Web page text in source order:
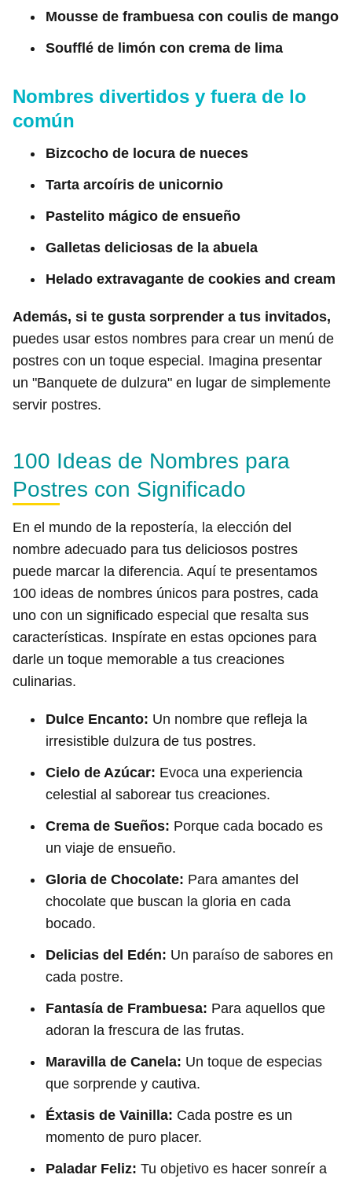
Mousse de frambuesa con coulis de mango
Soufflé de limón con crema de lima
Nombres divertidos y fuera de lo
común
Bizcocho de locura de nueces
Tarta arcoíris de unicornio
Pastelito mágico de ensueño
Galletas deliciosas de la abuela
Helado extravagante de cookies and cream
Además, si te gusta sorprender a tus invitados,
puedes usar estos nombres para crear un menú de
postres con un toque especial. Imagina presentar
un "Banquete de dulzura" en lugar de simplemente
servir postres.
100 Ideas de Nombres para
Postres con Significado
En el mundo de la repostería, la elección del
nombre adecuado para tus deliciosos postres
puede marcar la diferencia. Aquí te presentamos
100 ideas de nombres únicos para postres, cada
uno con un significado especial que resalta sus
características. Inspírate en estas opciones para
darle un toque memorable a tus creaciones
culinarias.
Dulce Encanto: Un nombre que refleja la
irresistible dulzura de tus postres.
Cielo de Azúcar: Evoca una experiencia
celestial al saborear tus creaciones.
Crema de Sueños: Porque cada bocado es
un viaje de ensueño.
Gloria de Chocolate: Para amantes del
chocolate que buscan la gloria en cada
bocado.
Delicias del Edén: Un paraíso de sabores en
cada postre.
Fantasía de Frambuesa: Para aquellos que
adoran la frescura de las frutas.
Maravilla de Canela: Un toque de especias
que sorprende y cautiva.
Éxtasis de Vainilla: Cada postre es un
momento de puro placer.
Paladar Feliz: Tu objetivo es hacer sonreír a